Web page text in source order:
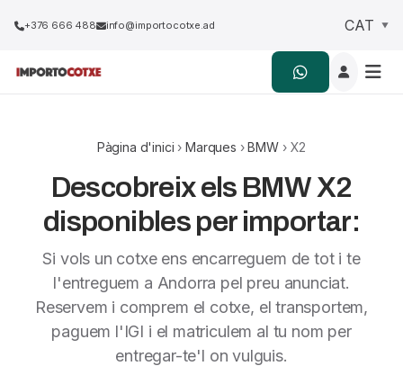
+376 666 488 info@importocotxe.ad
Pàgina d'inici ›Marques ›BMW › X2
Descobreix els BMW X2
disponibles per importar:
Si vols un cotxe ens encarreguem de tot i te
l'entreguem a Andorra pel preu anunciat.
Reservem i comprem el cotxe, el transportem,
paguem l'IGI i el matriculem al tu nom per
entregar-te'l on vulguis.